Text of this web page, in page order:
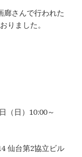
廊さんで行われた
りました。
（日）10:00～
仙台第2協立ビル